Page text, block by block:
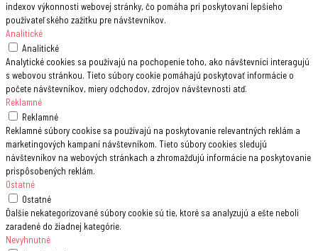
indexov výkonnosti webovej stránky, čo pomáha pri poskytovaní lepšieho
používateľského zažitku pre návštevníkov.
Analitické
Analitické
Analytické cookies sa používajú na pochopenie toho, ako návštevníci interagujú
s webovou stránkou. Tieto súbory cookie pomáhajú poskytovať informácie o
počete návštevníkov, miery odchodov, zdrojov návštevnosti atď.
Reklamné
Reklamné
Reklamné súbory cookise sa používajú na poskytovanie relevantných reklám a
marketingových kampaní návštevníkom. Tieto súbory cookies sledujú
návštevníkov na webových stránkach a zhromažďujú informácie na poskytovanie
prispôsobených reklám.
Ostatné
Ostatné
Ďalšie nekategorizované súbory cookie sú tie, ktoré sa analyzujú a ešte neboli
zaradené do žiadnej kategórie.
Nevyhnutné